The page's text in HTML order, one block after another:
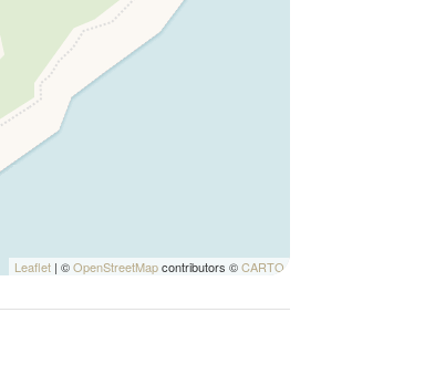
Leaflet | ©OpenStreetMapcontributors ©CARTO